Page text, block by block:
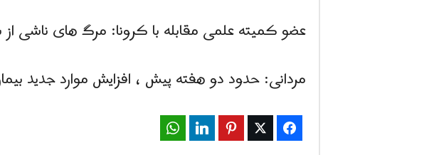
عضو کمیته علمی مقابله با كرونا: مرگ های ناشی از ساده‌انگاری طی 2 تا 3
مردانى: حدود دو هفته پیش ، افزایش موارد جدید
Facebook
Twitter
Pinterest
LinkedIn